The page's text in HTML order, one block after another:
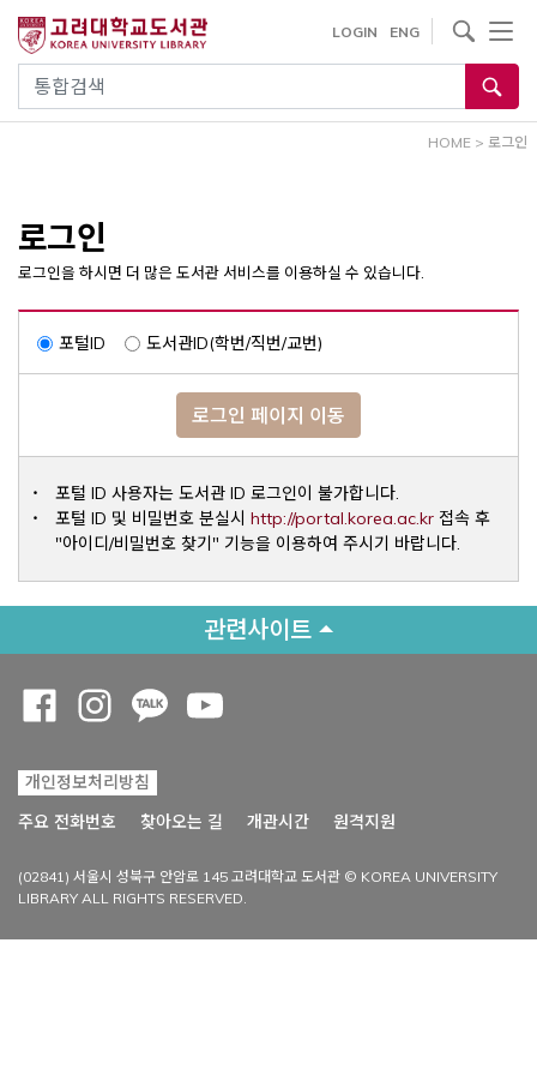
건
통합검색
LOGIN ENG
사이트내 검색
HOME > 로그인
로그인
로그인을 하시면 더 많은 도서관 서비스를 이용하실 수 있습니다.
포털ID 도서관ID(학번/직번/교번)
로그인 페이지 이동
포털 ID 사용자는 도서관 ID 로그인이 불가합니다.
포털 ID 및 비밀번호 분실시 http://portal.korea.ac.krOpens a
접속 후
"아이디/비밀번호 찾기" 기능을 이용하여 주시기 바랍니다.
관련사이트
개인정보처리방침
주요 전화번호
찾아오는 길 개관시간 원격지원
(02841) 서울시 성북구 안암로 145 고려대학교 도서관 © KOREA UNIVERSITY
LIBRARY ALL RIGHTS RESERVED.
Opens a new window
Opens a new window
Opens a new window